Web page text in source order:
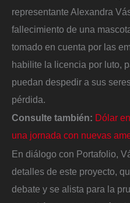
representante Alexandra
fallecimiento de una
tomado en cuenta por las
habilite la licencia por luto,
puedan despedir a sus
pérdida.
Consulte también: Dólar
una jornada con nuevas
En diálogo con Portafolio,
detalles de este proyecto,
debate y se alista para la